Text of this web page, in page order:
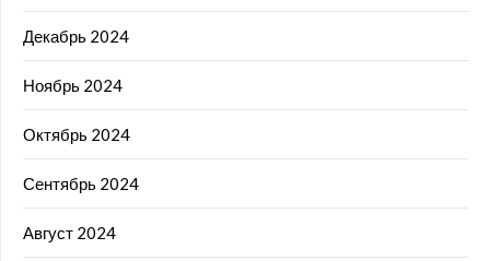
Декабрь 2024
Ноябрь 2024
Октябрь 2024
Сентябрь 2024
Август 2024